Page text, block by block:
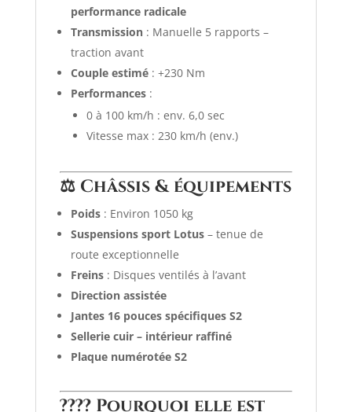
performance radicale
Transmission: Manuelle 5 rapports –
traction avant
Couple estimé: +230 Nm
Performances:
0 à 100 km/h : env. 6,0 sec
Vitesse max : 230 km/h (env.)
⚖️ Châssis & équipements
Poids: Environ 1050 kg
Suspensions sport Lotus– tenue de
route exceptionnelle
Freins: Disques ventilés à l’avant
Direction assistée
Jantes 16 pouces spécifiques S2
Sellerie cuir – intérieur raffiné
Plaque numérotée S2
???? Pourquoi elle est